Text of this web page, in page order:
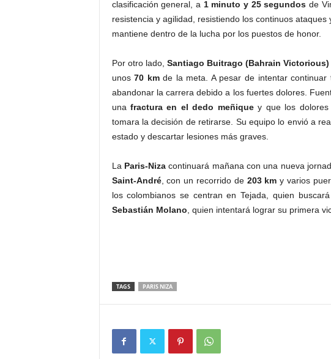
clasificación general, a 1 minuto y 25 segundos de
resistencia y agilidad, resistiendo los continuos
mantiene dentro de la lucha por los puestos de honor.
Por otro lado, Santiago Buitrago (Bahrain Victorious)
unos70 kmde la meta. A pesar de intentar continuar
abandonar la carrera debido a los fuertes dolores.
una fractura en el dedo meñiquey que los dolores
tomara la decisión de retirarse. Su equipo lo envió a
estado y descartar lesiones más graves.
La Paris-Nizacontinuará mañana con una nueva
Saint-André, con un recorrido de 203 km y varios
los colombianos se centran en Tejada, quien
Sebastián Molano , quien intentará lograr su primera
TAGS PARIS NIZA